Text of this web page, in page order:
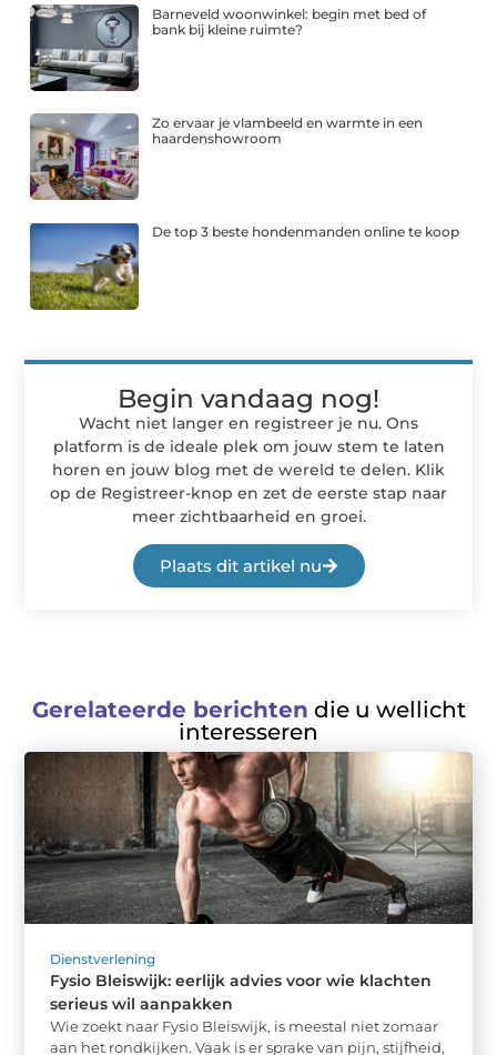
Barneveld woonwinkel: begin met bed of
bank bij kleine ruimte?
Zo ervaar je vlambeeld en warmte in een
haardenshowroom
De top 3 beste hondenmanden online te koop
Begin vandaag nog!
Wacht niet langer en registreer je nu. Ons
platform is de ideale plek om jouw stem te laten
horen en jouw blog met de wereld te delen. Klik
op de Registreer-knop en zet de eerste stap naar
meer zichtbaarheid en groei.
Plaats dit artikel nu
Gerelateerde berichten die u wellicht
interesseren
Dienstverlening
Fysio Bleiswijk: eerlijk advies voor wie klachten
serieus wil aanpakken
Wie zoekt naar Fysio Bleiswijk, is meestal niet zomaar
aan het rondkijken. Vaak is er sprake van pijn, stijfheid,